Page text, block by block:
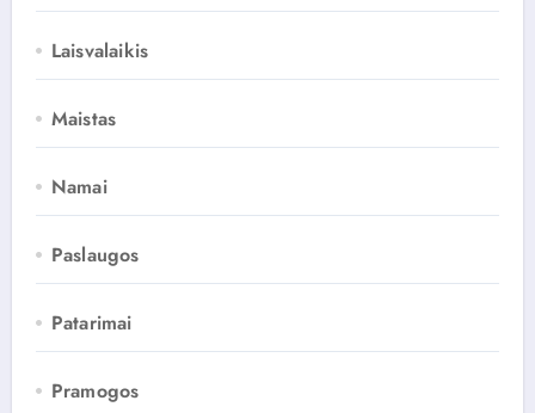
Laisvalaikis
Maistas
Namai
Paslaugos
Patarimai
Pramogos